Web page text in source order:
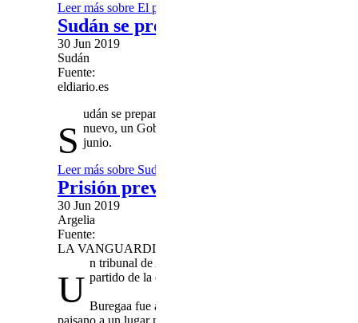
Leer más sobre El presidente de Túnez sale del hospital
Sudán se prepara para la
30 Jun 2019
Sudán
Fuente:
eldiario.es
S
udán se prepara para la llamada "marcha del millón"
nuevo, un Gobierno civil y presionar a los militares
junio.
Leer más sobre Sudán se prepara para la "marcha del
Prisión preventiva para el militar
30 Jun 2019
Argelia
Fuente:
LA VANGUARDIA
U
n tribunal de Argel ordenó hoy la entrada en prisión
partido de la oposición en Argelia, el Frente de
Buregaa fue arrestado al mediodía del sábado en
paisano a un lugar no revelado, afirmó esta mañana el